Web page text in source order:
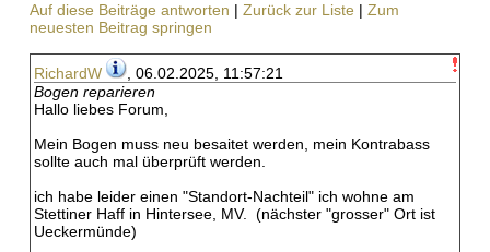
Auf diese Beiträge antworten | Zurück zur Liste | Zum
neuesten Beitrag springen
RichardW
, 06.02.2025, 11:57:21
Bogen reparieren
Hallo liebes Forum,
Mein Bogen muss neu besaitet werden, mein Kontrabass
sollte auch mal überprüft werden.
ich habe leider einen "Standort-Nachteil" ich wohne am
Stettiner Haff in Hintersee, MV. (nächster "grosser" Ort ist
Ueckermünde)